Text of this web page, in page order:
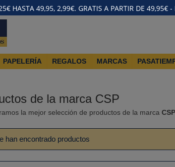
HASTA 49,95, 2,99€. GRATIS A PARTIR DE 49,95€
PAPELERÍA REGALOS MARCAS
de la marca CSP
la mejor selección de productos de la marcaCSP
han encontrado productos